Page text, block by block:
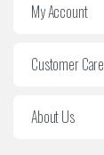
My Account
Customer Care
About Us